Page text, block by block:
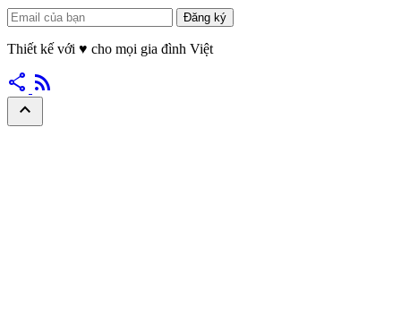
Đăng ký
Thiết kế với ♥ cho mọi gia đình Việt
share rss_feed
expand_less